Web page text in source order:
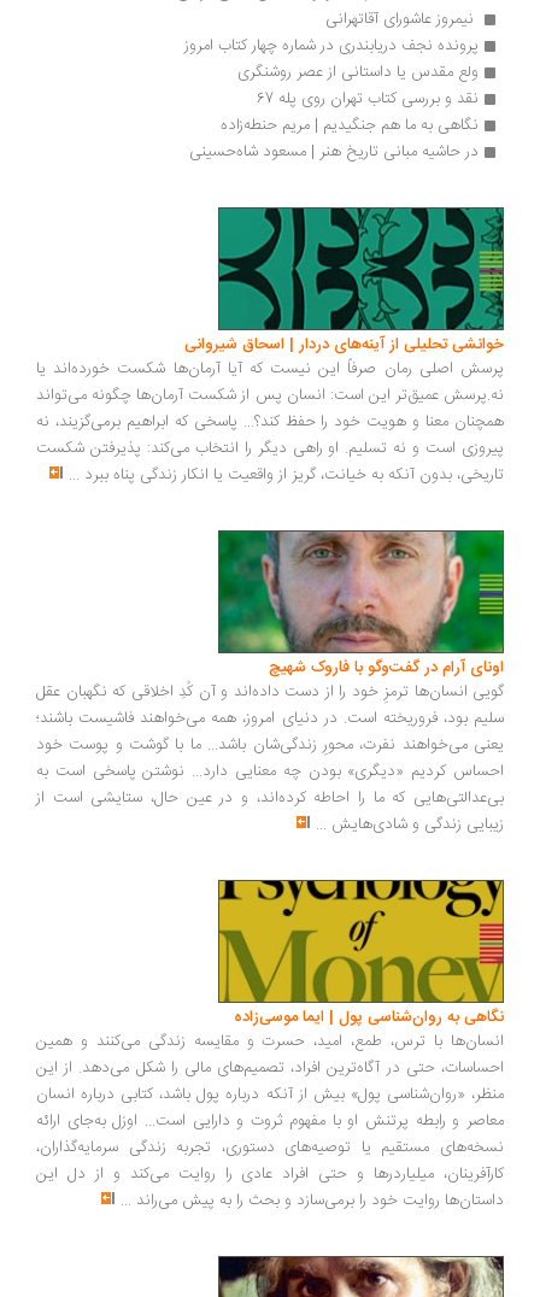
نیمروز عاشورای آقاتهرانی
پرونده نجف دریابندری در شماره چهار کتاب امروز
ولع مقدس یا داستانی از عصر روشنگری
نقد و بررسی کتاب تهران روی پله 67
نگاهی به ما هم جنگیدیم | مریم حنطه‌زاده
در حاشیه مبانی تاریخ هنر | مسعود شاه‏‌حسینی
تحلیلی از آینه‌های دردار | اسحاق شیروانی
اصلی رمان صرفاً این نیست که آیا آرمان‌ها شکست خورده‌اند یا
عمیق‌تر این است: انسان پس از شکست آرمان‌ها چگونه می‌تواند
معنا و هویت خود را حفظ کند؟... پاسخی که ابراهیم برمی‌گزیند، نه
است و نه تسلیم. او راهی دیگر را انتخاب می‌کند: پذیرفتن شکست
بدون آنکه به خیانت، گریز از واقعیت یا انکار زندگی پناه ببرد...
آرام در گفت‌وگو با فاروک شهیچ‭
انسان‌ها ترمزِ خود را از دست داده‌اند و آن کُدِ اخلاقی که نگهبان عقل
بود، فروریخته است. در دنیای امروز، همه می‌خواهند فاشیست باشند؛
می‌خواهند نفرت، محورِ زندگی‌شان باشد... ما با گوشت و پوست خود
کردیم «دیگری» بودن چه معنایی دارد... نوشتن پاسخی است به
که ما را احاطه کرده‌اند، و در عین حال، ستایشی است از
زندگی و شادی‌هایش...
به روان‌شناسی پول | ایما موسی‌زاده
با ترس، طمع، امید، حسرت و مقایسه زندگی می‌کنند و همین
حتی در آگاه‌ترین افراد، تصمیم‌های مالی را شکل می‌دهد. از این
«روان‌شناسی پول» بیش از آنکه درباره پول باشد، کتابی درباره انسان
و رابطه پرتنش او با مفهوم ثروت و دارایی است... اوزل به‌جای ارائه
مستقیم یا توصیه‌های دستوری، تجربه زندگی سرمایه‌گذاران،
میلیاردرها و حتی افراد عادی را روایت می‌کند و از دل این
روایت خود را برمی‌سازد و بحث را به پیش می‌راند ...